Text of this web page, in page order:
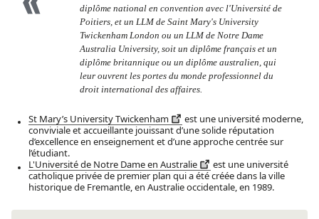
diplôme national en convention avec l'Université de
Poitiers, et un LLM de Saint Mary's University
Twickenham London ou un LLM de Notre Dame
Australia University, soit un diplôme français et un
diplôme britannique ou un diplôme australien, qui
leur ouvrent les portes du monde professionnel du
droit international des affaires.
St Mary’s University Twickenham
est une université moderne,
conviviale et accueillante jouissant d’une solide réputation
d’excellence en enseignement et d’une approche centrée sur
l’étudiant.
L'Université de Notre Dame en Australie
est une université
catholique privée de premier plan qui a été créée dans la ville
historique de Fremantle, en Australie occidentale, en 1989.